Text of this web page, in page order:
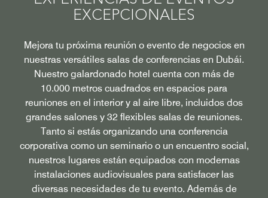
EXCEPCIONALES
Mejora tu próxima reunión o evento de negocios en
nuestras versátiles salas de conferencias en Dubái.
Nuestro galardonado hotel cuenta con más de
10.000 metros cuadrados en espacios para
reuniones en el interior y al aire libre, incluidos dos
grandes salones y 32 flexibles salas de reuniones.
Tanto si estás organizando una conferencia
corporativa como un seminario o un encuentro social,
nuestros lugares están equipados con modernas
instalaciones audiovisuales para satisfacer las
diversas necesidades de tu evento. Además de